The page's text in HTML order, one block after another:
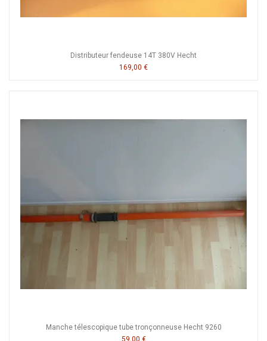
Distributeur fendeuse 14T 380V Hecht
169,00 €
Manche télescopique tube tronçonneuse Hecht 9260
59,00 €